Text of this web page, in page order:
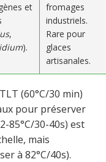
et
,
).
fromages
industriels.
Rare pour
glaces
artisanales.
(60°C/30 min)
pour préserver
85°C/30-40s) est
mais
à 82°C/40s).